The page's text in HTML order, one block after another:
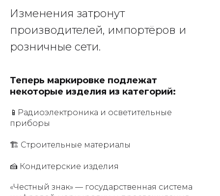
Изменения затронут
производителей, импортёров и
розничные сети.
Теперь маркировке подлежат
некоторые изделия из категорий:
📱Радиоэлектроника и осветительные
приборы
🏗 Строительные материалы
🍰 Кондитерские изделия
«Честный знак» — государственная система